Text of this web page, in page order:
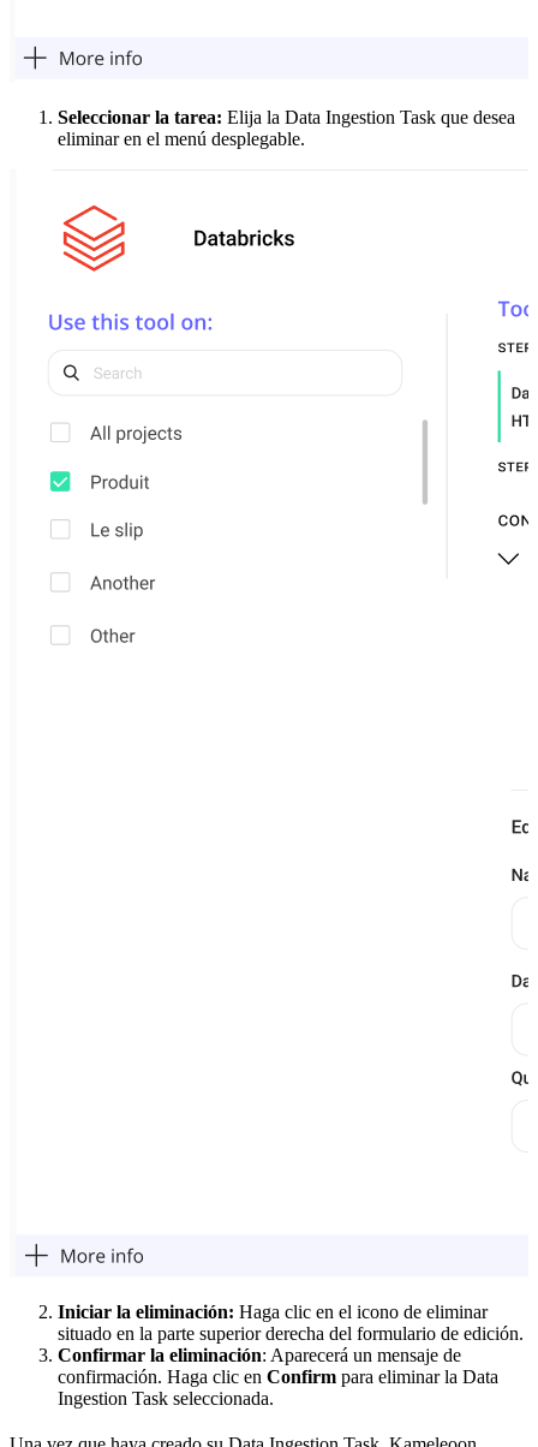
Seleccionar la tarea: Elija la Data Ingestion Task que desea
eliminar en el menú desplegable.
Iniciar la eliminación: Haga clic en el icono de eliminar
situado en la parte superior derecha del formulario de edición.
Confirmar la eliminación: Aparecerá un mensaje de
confirmación. Haga clic en Confirm para eliminar la Data
Ingestion Task seleccionada.